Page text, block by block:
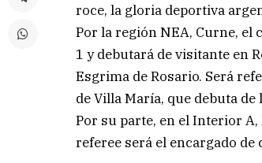
roce, la gloria deportiva
Por la región NEA, Curne, el
1 y debutará de visitante en
Esgrima de Rosario. Será
de Villa María, que debuta
Por su parte, en el Interior
referee será el encargado de